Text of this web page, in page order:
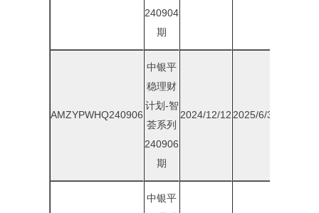
240904
期
AMZYPWHQ240906
中银平
稳理财
计划-智
荟系列
240906
期
2024/12/12 2025/6/30
中银平